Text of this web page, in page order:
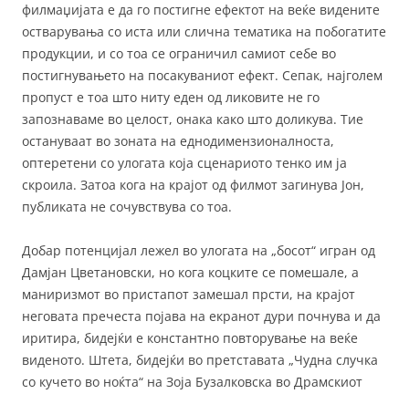
филмаџијата е да го постигне ефектот на веќе видените
остварувања со иста или слична тематика на побогатите
продукции, и со тоа се ограничил самиот себе во
постигнувањето на посакуваниот ефект. Сепак, најголем
пропуст е тоа што ниту еден од ликовите не го
запознаваме во целост, онака како што доликува. Тие
остануваат во зоната на еднодимензионалноста,
оптеретени со улогата која сценариото тенко им ја
скроила. Затоа кога на крајот од филмот загинува Јон,
публиката не сочувствува со тоа.
Добар потенцијал лежел во улогата на „босот“ игран од
Дамјан Цветановски, но кога коцките се помешале, а
маниризмот во пристапот замешал прсти, на крајот
неговата пречеста појава на екранот дури почнува и да
иритира, бидејќи е константно повторување на веќе
виденото. Штета, бидејќи во претставата „Чудна случка
со кучето во ноќта“ на Зоја Бузалковска во Драмскиот